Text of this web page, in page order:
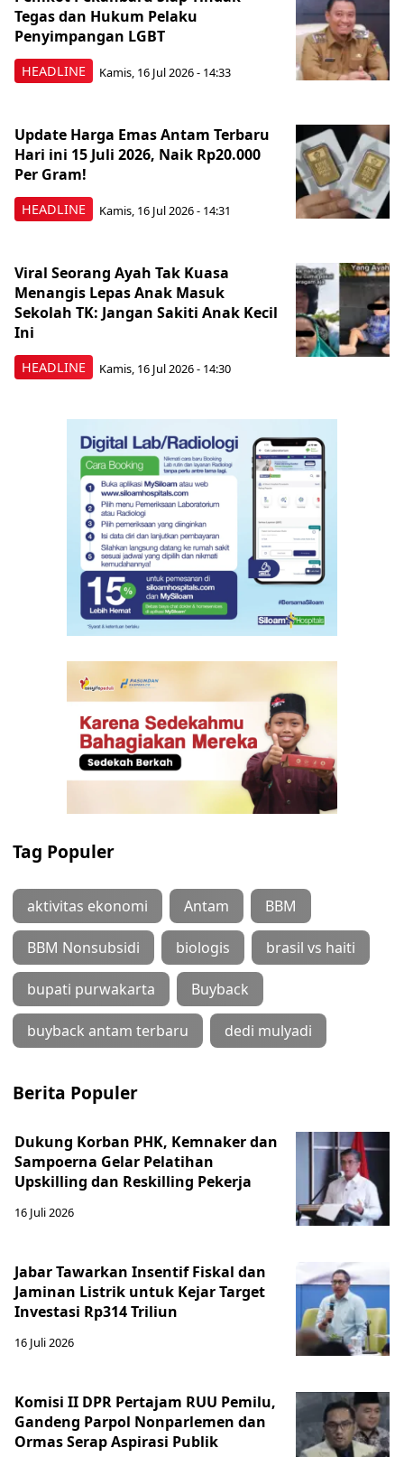
HEADLINE
Tegas dan Hukum Pelaku
Penyimpangan LGBT
Kamis, 16 Jul 2026 - 14:33
HEADLINE
Update Harga Emas Antam Terbaru
Hari ini 15 Juli 2026, Naik Rp20.000
Per Gram!
Kamis, 16 Jul 2026 - 14:31
HEADLINE
Viral Seorang Ayah Tak Kuasa
Menangis Lepas Anak Masuk
Sekolah TK: Jangan Sakiti Anak Kecil
Ini
Kamis, 16 Jul 2026 - 14:30
Tag Populer
aktivitas ekonomi Antam BBM
BBM Nonsubsidi biologis brasil vs haiti
bupati purwakarta Buyback
buyback antam terbaru dedi mulyadi
Berita Populer
Dukung Korban PHK, Kemnaker dan
Sampoerna Gelar Pelatihan
Upskilling dan Reskilling Pekerja
16 Juli 2026
Jabar Tawarkan Insentif Fiskal dan
Jaminan Listrik untuk Kejar Target
Investasi Rp314 Triliun
16 Juli 2026
Komisi II DPR Pertajam RUU Pemilu,
Gandeng Parpol Nonparlemen dan
Ormas Serap Aspirasi Publik